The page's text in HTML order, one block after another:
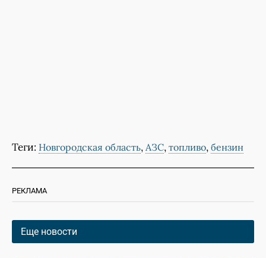
Теги: Новгородская область, АЗС, топливо, бензин
РЕКЛАМА
Еще новости